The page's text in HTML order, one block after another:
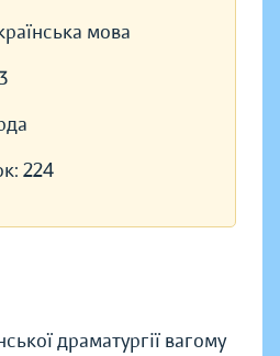
мова
224
драматургії вагому